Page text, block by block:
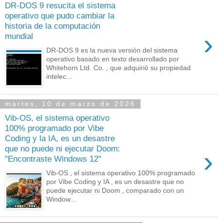
DR-DOS 9 resucita el sistema
operativo que pudo cambiar la
historia de la computación
mundial
›
DR-DOS 9 es la nueva versión del sistema
operativo basado en texto desarrollado por
Whitehorn Ltd. Co. , que adquirió su propiedad
intelec...
martes, 10 de marzo de 2026
Vib-OS, el sistema operativo
100% programado por Vibe
Coding y la IA, es un desastre
que no puede ni ejecutar Doom:
"Encontraste Windows 12"
›
Vib-OS , el sistema operativo 100% programado
por Vibe Coding y IA , es un desastre que no
puede ejecutar ni Doom , comparado con un
Window...